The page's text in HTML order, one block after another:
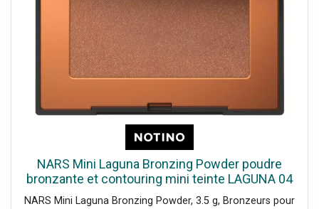
pour définir votre visage et en accentuez le contour.
NARS Mini Laguna Bronzing Powder poudre
bronzante et contouring mini teinte LAGUNA 04
3.5 g
NARS Mini Laguna Bronzing Powder, 3.5 g, Bronzeurs pour